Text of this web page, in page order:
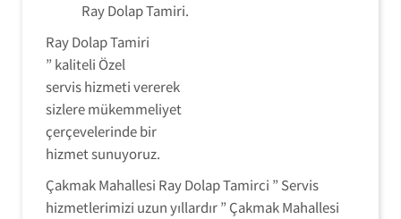
Ray Dolap Tamiri.
Ray Dolap Tamiri
” kaliteli Özel
servis hizmeti vererek
sizlere mükemmeliyet
çerçevelerinde bir
hizmet sunuyoruz.
Çakmak Mahallesi Ray Dolap Tamirci ” Servis
hizmetlerimizi uzun yıllardır ” Çakmak Mahallesi